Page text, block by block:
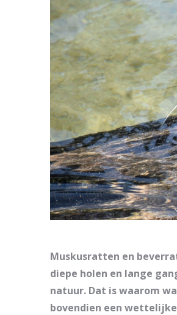
Muskusratten en
diepe holen en lange
natuur. Dat is waarom
bovendien een